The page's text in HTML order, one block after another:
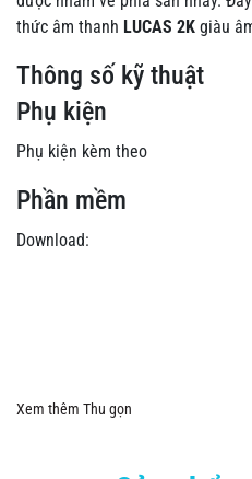
thức âm thanh LUCAS 2K giàu
Thông số kỹ thuật
Phụ kiện
Phụ kiện kèm theo
Phần mềm
Download:
Xem thêm Thu gọn